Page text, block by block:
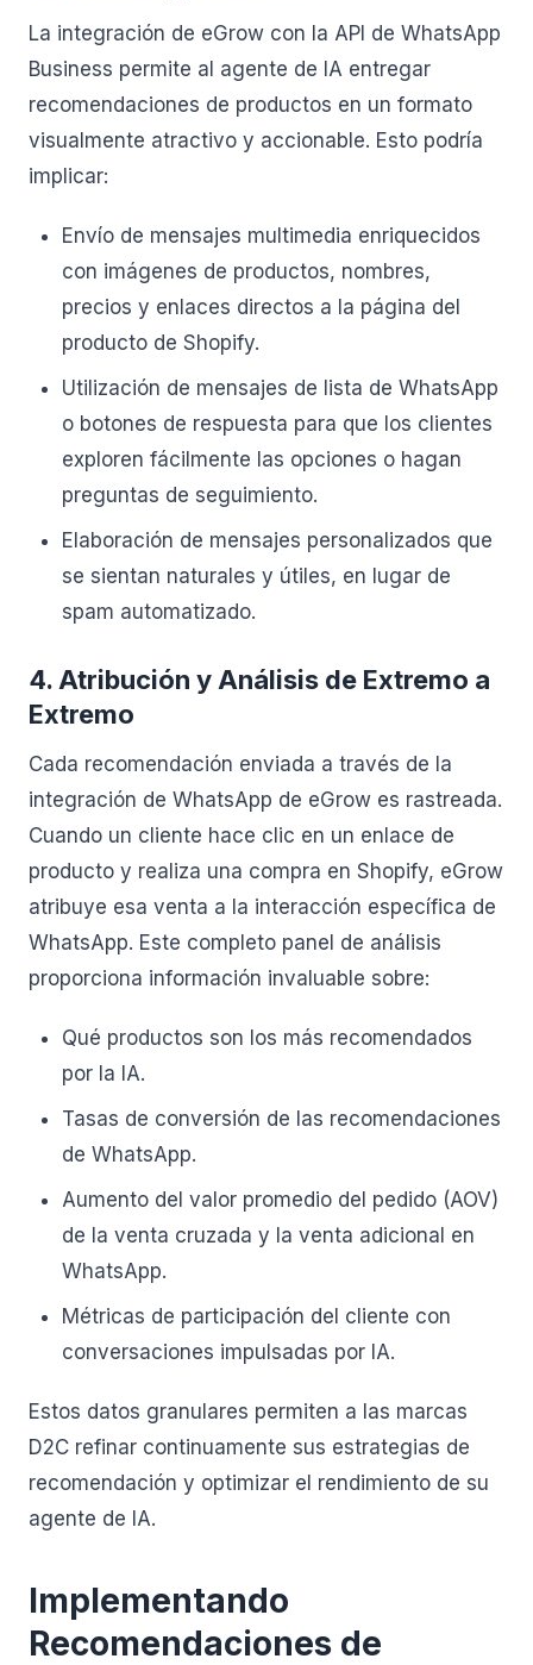
La integración de eGrow con la API de WhatsApp
Business permite al agente de IA entregar
recomendaciones de productos en un formato
visualmente atractivo y accionable. Esto podría
implicar:
Envío de mensajes multimedia enriquecidos
con imágenes de productos, nombres,
precios y enlaces directos a la página del
producto de Shopify.
Utilización de mensajes de lista de WhatsApp
o botones de respuesta para que los clientes
exploren fácilmente las opciones o hagan
preguntas de seguimiento.
Elaboración de mensajes personalizados que
se sientan naturales y útiles, en lugar de
spam automatizado.
4. Atribución y Análisis de Extremo a
Extremo
Cada recomendación enviada a través de la
integración de WhatsApp de eGrow es rastreada.
Cuando un cliente hace clic en un enlace de
producto y realiza una compra en Shopify, eGrow
atribuye esa venta a la interacción específica de
WhatsApp. Este completo panel de análisis
proporciona información invaluable sobre:
Qué productos son los más recomendados
por la IA.
Tasas de conversión de las recomendaciones
de WhatsApp.
Aumento del valor promedio del pedido (AOV)
de la venta cruzada y la venta adicional en
WhatsApp.
Métricas de participación del cliente con
conversaciones impulsadas por IA.
Estos datos granulares permiten a las marcas
D2C refinar continuamente sus estrategias de
recomendación y optimizar el rendimiento de su
agente de IA.
Implementando
Recomendaciones de